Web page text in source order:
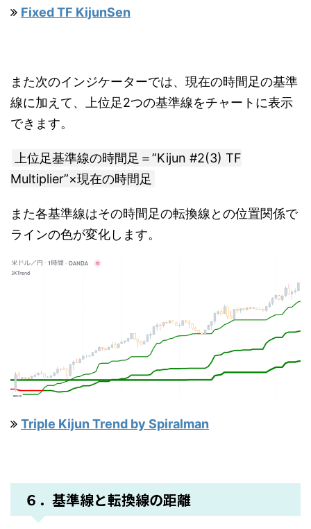
Fixed TF KijunSen
また次のインジケーターでは、現在の時間足の基準
線に加えて、上位足2つの基準線をチャートに表示
できます。
上位足基準線の時間足＝”Kijun #2(3) TF
Multiplier”×現在の時間足
また各基準線はその時間足の転換線との位置関係で
ラインの色が変化します。
Triple Kijun Trend by Spiralman
６．基準線と転換線の距離